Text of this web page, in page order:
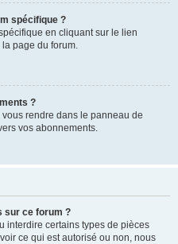
spécifique ?
en cliquant sur le lien
la page du forum.
?
rendre dans le panneau de
vos abonnements.
sur ce forum ?
interdire certains types de pièces
ce qui est autorisé ou non, nous